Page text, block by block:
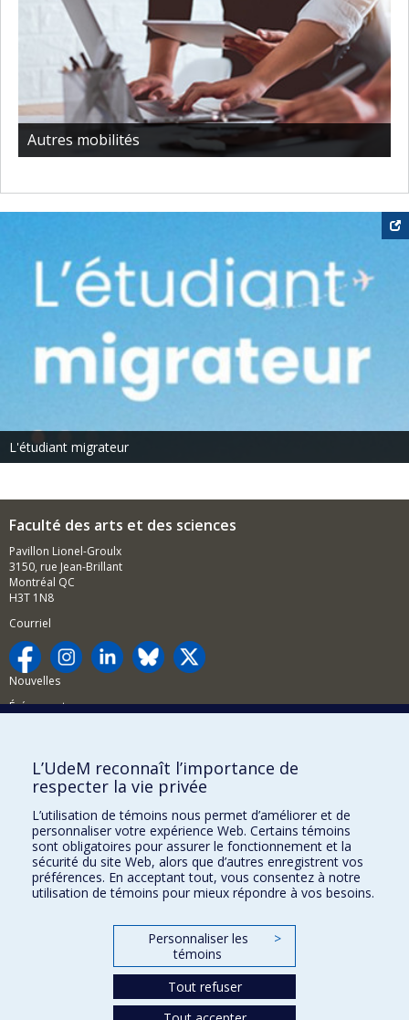
Autres mobilités
L'étudiant migrateur
Faculté des arts et des sciences
Pavillon Lionel-Groulx
3150, rue Jean-Brillant
Montréal QC
H3T 1N8
Courriel
Nouvelles
Événements
BESOIN D'AIDE?
Plan du site
Signaler une erreur
Accessibilité
FACULTÉ DES ARTS ET DES SCIENCES
Nos programmes et cours
L’UdeM reconnaît l’importance de
respecter la vie privée
L’utilisation de témoins nous permet d’améliorer et de
personnaliser votre expérience Web. Certains témoins
sont obligatoires pour assurer le fonctionnement et la
sécurité du site Web, alors que d’autres enregistrent vos
préférences. En acceptant tout, vous consentez à notre
utilisation de témoins pour mieux répondre à vos besoins.
Personnaliser les
témoins
>
Tout refuser